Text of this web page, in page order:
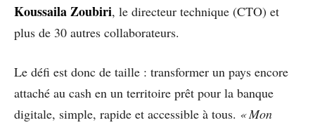
Koussaila Zoubiri, le directeur technique (CTO) et
plus de 30 autres collaborateurs.
Le défi est donc de taille : transformer un pays encore
attaché au cash en un territoire prêt pour la banque
digitale, simple, rapide et accessible à tous. « Mon